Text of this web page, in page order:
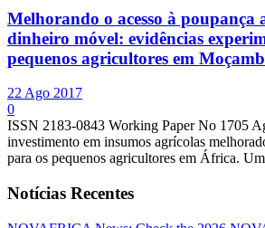
Melhorando o acesso à poupança
dinheiro móvel: evidências
pequenos agricultores em
22 Ago 2017
0
ISSN 2183-0843 Working Paper No 1705
investimento em insumos agrícolas
para os pequenos agricultores em África.
Notícias Recentes